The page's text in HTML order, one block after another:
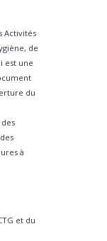
Activités
de
est une
du
à
et du